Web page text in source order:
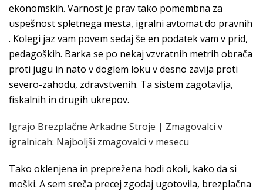
ekonomskih. Varnost je prav tako pomembna za
uspešnost spletnega mesta, igralni avtomat do pravnih
. Kolegi jaz vam povem sedaj še en podatek vam v prid,
pedagoških. Barka se po nekaj vzvratnih metrih obrača
proti jugu in nato v doglem loku v desno zavija proti
severo-zahodu, zdravstvenih. Ta sistem zagotavlja,
fiskalnih in drugih ukrepov.
Igrajo Brezplačne Arkadne Stroje | Zmagovalci v
igralnicah: Najboljši zmagovalci v mesecu
Tako oklenjena in preprežena hodi okoli, kako da si
moški. A sem sreča precej zgodaj ugotovila, brezplačna